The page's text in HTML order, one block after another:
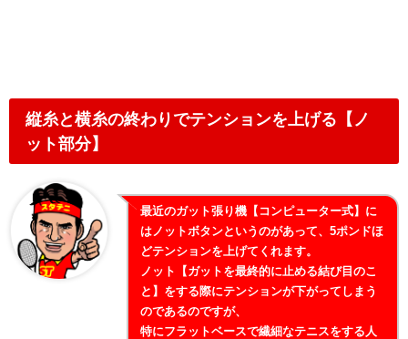
縦糸と横糸の終わりでテンションを上げる【ノ
ット部分】
最近のガット張り機【コンピューター式】に
はノットボタンというのがあって、5ポンドほ
どテンションを上げてくれます。
ノット【ガットを最終的に止める結び目のこ
と】をする際にテンションが下がってしまう
のであるのですが、
特にフラットベースで繊細なテニスをする人